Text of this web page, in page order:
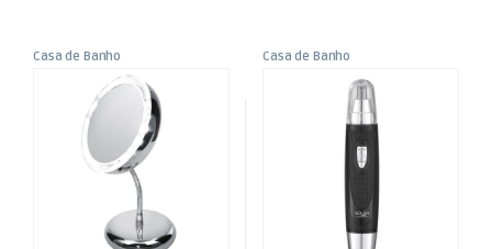
Casa de Banho
Peq. Domésticos
Espelho LED Portátil
Casa de Banho
Peq. Domésticos
Aparador Nariz e Orelhas